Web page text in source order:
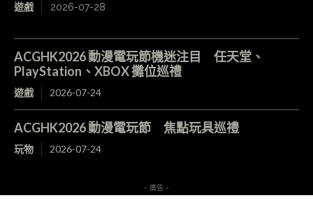
遊戲 2026-07-28
ACGHK2026 動漫電玩節機迷注目 任天堂、
PlayStation、XBOX 攤位巡禮
遊戲 2026-07-24
ACGHK2026 動漫電玩節 焦點玩具巡禮
玩物 2026-07-24
- 廣告 -